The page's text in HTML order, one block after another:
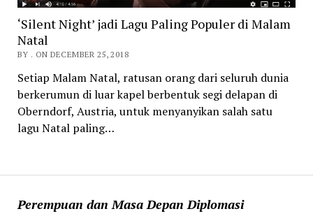
Perempuan dan Masa Depan Diplomasi
‘Silent Night’ jadi Lagu Paling Populer di Malam
Natal
BY . ON DECEMBER 25, 2018
Setiap Malam Natal, ratusan orang dari seluruh dunia
berkerumun di luar kapel berbentuk segi delapan di
Oberndorf, Austria, untuk menyanyikan salah satu
lagu Natal paling…